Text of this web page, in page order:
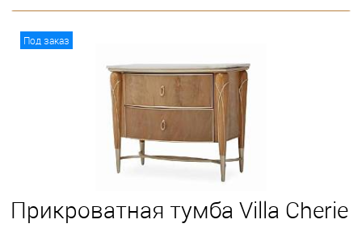
Под заказ
Прикроватная тумба Villa Cherie